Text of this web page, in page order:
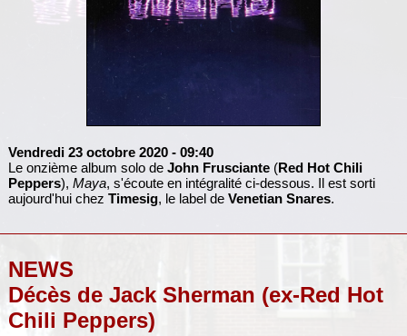
Vendredi 23 octobre 2020 - 09:40
Le onzième album solo de John Frusciante(Red Hot Chili
Peppers), Maya, s'écoute en intégralité ci-dessous. Il est sorti
aujourd'hui chez Timesig, le label de Venetian Snares.
NEWS
Décès de Jack Sherman (ex-Red Hot
Chili Peppers)